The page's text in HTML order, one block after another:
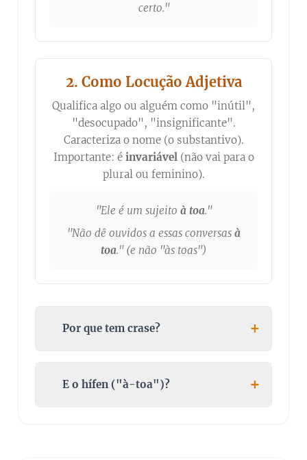
certo."
2. Como Locução Adjetiva
Qualifica algo ou alguém como "inútil",
"desocupado", "insignificante".
Caracteriza o nome (o substantivo).
Importante: é invariável (não vai para o
plural ou feminino).
"Ele é um sujeito à toa."
"Não dê ouvidos a essas conversas à
toa." (e não "às toas")
🔍 Por que tem crase? +
"a" com o artigo feminino "a" que
acompanha o substantivo "toa". A regra
se aplica a muitas locuções femininas:
📜 E o hífen ("à-toa")? +